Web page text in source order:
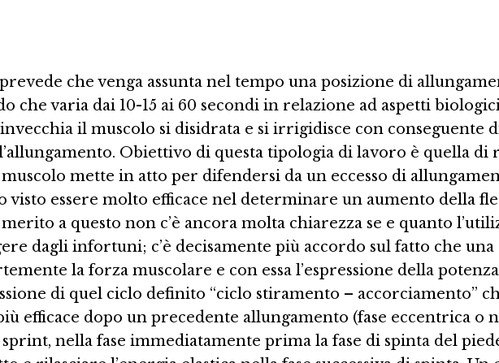
che venga assunta nel tempo una posizione di
che varia dai 10-15 ai 60 secondi in relazione ad aspetti
il muscolo si disidrata e si irrigidisce con conseguente
Obiettivo di questa tipologia di lavoro è quella
mette in atto per difendersi da un eccesso di
visto essere molto efficace nel determinare un aumento della
a questo non c’è ancora molta chiarezza se e quanto
dagli infortuni; c’è decisamente più accordo sul fatto che
la forza muscolare e con essa l’espressione della
di quel ciclo definito “ciclo stiramento – accorciamento”
efficace dopo un precedente allungamento (fase eccentrica o
nella fase immediatamente prima la fase di spinta del